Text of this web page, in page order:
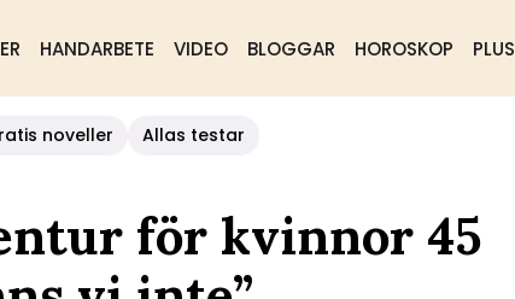
HANDARBETE VIDEO BLOGGAR HOROSKOP PLUS
noveller
Allas testar
för kvinnor 45